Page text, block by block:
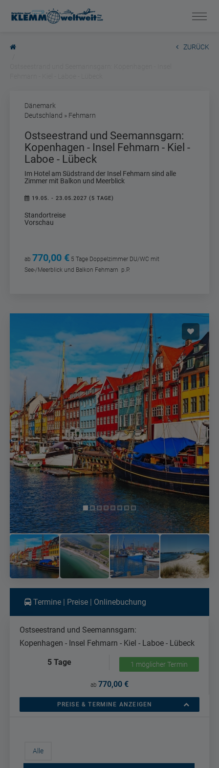
ZURÜCK
Dänemark
Deutschland » Fehmarn
Ostseestrand und Seemannsgarn:
Kopenhagen - Insel Fehmarn - Kiel -
Laboe - Lübeck
Im Hotel am Südstrand der Insel Fehmarn sind alle
Zimmer mit Balkon und Meerblick
19.05. - 23.05.2027 (5 TAGE)
Standortreise
Vorschau
ab 770,00 € 5 Tage Doppelzimmer DU/WC mit
See-/Meerblick und Balkon Fehmarn p.P.
Termine | Preise | Onlinebuchung
Ostseestrand und Seemannsgarn:
Kopenhagen - Insel Fehmarn - Kiel - Laboe - Lübeck
5 Tage 1 möglicher Termin
ab 770,00 €
PREISE & TERMINE ANZEIGEN
Alle